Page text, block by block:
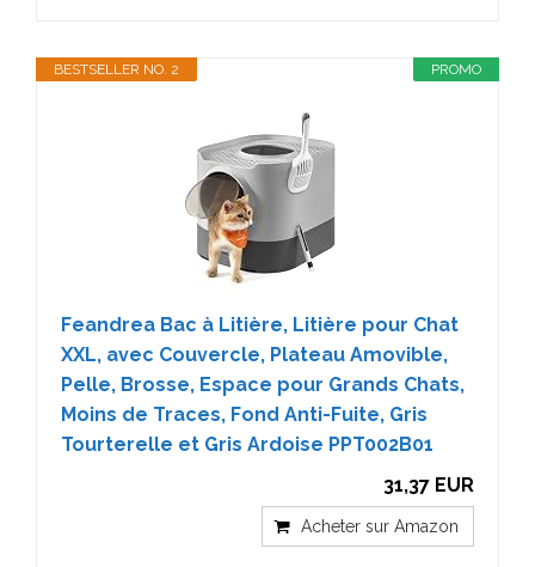
PROMO
BESTSELLER NO. 2
Feandrea Bac à Litière, Litière pour Chat
XXL, avec Couvercle, Plateau Amovible,
Pelle, Brosse, Espace pour Grands Chats,
Moins de Traces, Fond Anti-Fuite, Gris
Tourterelle et Gris Ardoise PPT002B01
31,37 EUR
Acheter sur Amazon